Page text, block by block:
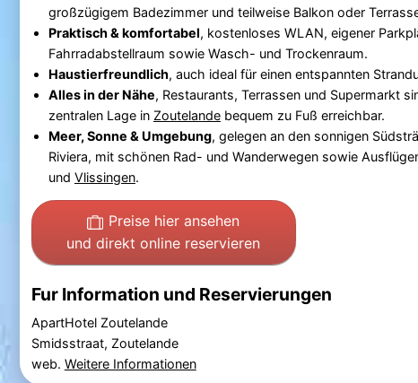
großzügigem Badezimmer und teilweise Balkon oder
Praktisch & komfortabel, kostenloses WLAN, eigener
Fahrradabstellraum sowie Wasch- und Trockenraum.
Haustierfreundlich, auch ideal für einen entspannten
Alles in der Nähe, Restaurants, Terrassen und Supermarkt
zentralen Lage in Zoutelandebequem zu Fuß erreichbar.
Meer, Sonne & Umgebung, gelegen an den sonnigen
Riviera, mit schönen Rad- und Wanderwegen sowie
und Vlissingen.
Preise hier ansehen
und direkt online reservieren
Fur Information und Reservierungen
ApartHotel Zoutelande
Smidsstraat, Zoutelande
web. Weitere Informationen